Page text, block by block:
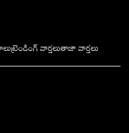
ట్రెండింగ్ వార్తలుతాజా వార్తలు